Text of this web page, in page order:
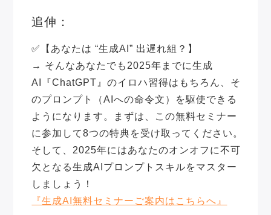
追伸：
✅
【あなたは “生成AI” 出遅れ組？】
→ そんなあなたでも2025年までに生成
AI『ChatGPT』のイロハ習得はもちろん、そ
のプロンプト（AIへの命令文）を駆使できる
ようになります。まずは、この無料セミナー
に参加して8つの特典を受け取ってください。
そして、2025年にはあなたのオンオフに不可
欠となる生成AIプロンプトスキルをマスター
しましょう！
『生成AI無料セミナーご案内はこちらへ』